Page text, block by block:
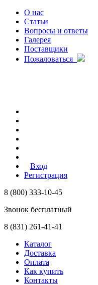
О нас
Статьи
Вопросы и ответы
Галерея
Поставщики
Пожаловаться
Вход
Регистрация
8 (800) 333-10-45
Звонок бесплатный
8 (831) 261-41-41
Каталог
Доставка
Оплата
Как купить
Контакты